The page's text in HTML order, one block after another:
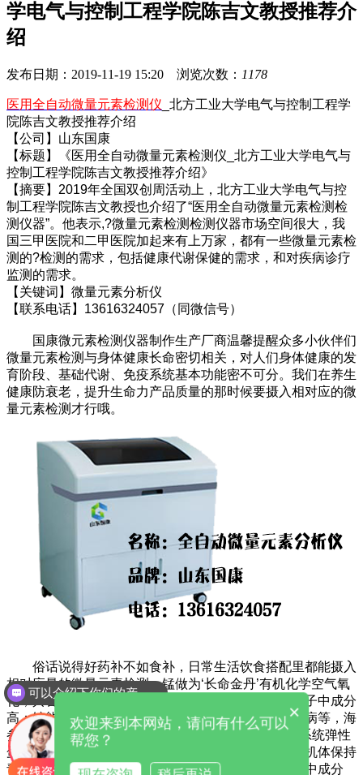
学电气与控制工程学院陈吉文教授推荐介
绍
发布日期：2019-11-19 15:20 浏览次数： 1178
医用全自动微量元素检测仪 _北方工业大学电气与控制工程学
院陈吉文教授推荐介绍
【公司】山东国康
【标题】《医用全自动微量元素检测仪_北方工业大学电气与
控制工程学院陈吉文教授推荐介绍》
【摘要】2019年全国双创周活动上，北方工业大学电气与控
制工程学院陈吉文教授也介绍了“医用全自动微量元素检测检
测仪器”。他表示,?微量元素检测检测仪器市场空间很大，我
国三甲医院和二甲医院加起来有上万家，都有一些微量元素检
测的?检测的需求，包括健康代谢保健的需求，和对疾病诊疗
监测的需求。
【关键词】微量元素分析仪
【联系电话】13616324057（同微信号）
国康微元素检测仪器制作生产厂商温馨提醒众多小伙伴们
微量元素检测与身体健康长命密切相关，对人们身体健康的发
育阶段、基础代谢、免疫系统基本功能密不可分。我们在养生
健康防衰老，提升生命力产品质量的那时候要摄入相对应的微
量元素检测才行哦。
俗话说得好药补不如食补，日常生活饮食搭配里都能摄入
相对应量的微量元素检测。锰做为‘长命金丹’有机化学空气氧
化，具备延缓衰老功用，胡萝卜、豌豆、茄子、枸杞子中成分
高；锌能避免身体健康衰退避免血压高、糖尿病心脏病等，海
参、牡蛎、豆类、苹果?中成分高；铜参与集体免疫系统弹性
蛋白合成；鱼、虾、蛤蜊、果汁中成分高；铁能使有机体保持
青春活力，海带、木耳、紫菜、红枣、花生类、芹菜中成分
可以介绍下你们的产品么
×
欢迎来到本网站，请问有什么可以
帮您？